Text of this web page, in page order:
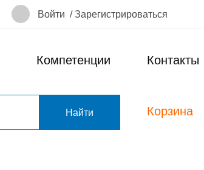
Войти /Зарегистрироваться
Компетенции Контакты
Корзина